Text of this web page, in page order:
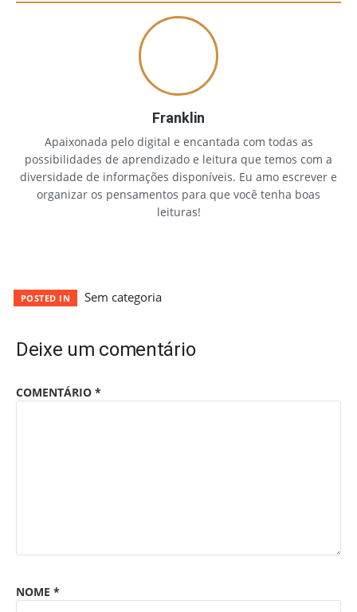
Franklin
Apaixonada pelo digital e encantada com todas as
possibilidades de aprendizado e leitura que temos com a
diversidade de informações disponíveis. Eu amo escrever e
organizar os pensamentos para que você tenha boas
leituras!
POSTED IN Sem categoria
Deixe um comentário
COMENTÁRIO *
NOME *